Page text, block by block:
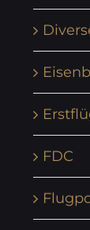
FDC